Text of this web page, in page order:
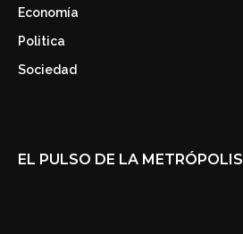
Economía
Politica
Sociedad
EL PULSO DE LA METRÓPOLIS